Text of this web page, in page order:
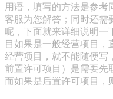
用语，填写的方法是参考
客服为您解答；同时还需
呢，下面就来详细说明一
目如果是一般经营项目
经营项目，就不能随便写
前置许可项目）是需要先
而如果是后置许可项目，